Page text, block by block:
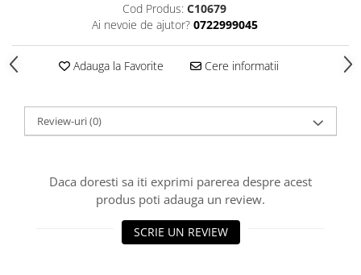
Cod Produs: C10679
Ai nevoie de ajutor? 0722999045
Adauga la Favorite Cere informatii
Review-uri(0)
Daca doresti sa iti exprimi parerea despre acest
produs poti adauga un review.
SCRIE UN REVIEW